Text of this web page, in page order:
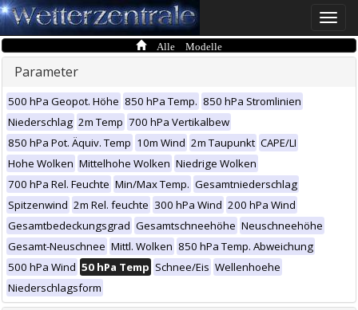
Toggle
Alle Modelle
Parameter
500 hPa Geopot. Höhe 850 hPa Temp. 850 hPa Stromlinien
Niederschlag 2m Temp 700 hPa Vertikalbew
850 hPa Pot. Äquiv. Temp 10m Wind 2m Taupunkt CAPE/LI
Hohe Wolken Mittelhohe Wolken Niedrige Wolken
700 hPa Rel. Feuchte Min/Max Temp. Gesamtniederschlag
Spitzenwind 2m Rel. feuchte 300 hPa Wind 200 hPa Wind
Gesamtbedeckungsgrad Gesamtschneehöhe Neuschneehöhe
Gesamt-Neuschnee Mittl. Wolken 850 hPa Temp. Abweichung
500 hPa Wind 50 hPa Temp Schnee/Eis Wellenhoehe
Niederschlagsform